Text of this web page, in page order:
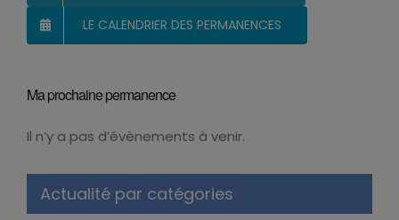
LE CALENDRIER DES PERMANENCES
Ma prochaine permanence
Notice
Il n’y a pas d’évènements à venir.
Actualité par catégories